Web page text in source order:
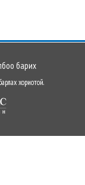
барих
хориотой.